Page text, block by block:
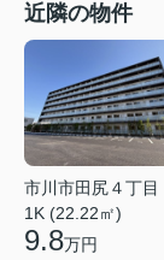
近隣の物件
市川市田尻４丁目
1K (22.22㎡)
9.8万円